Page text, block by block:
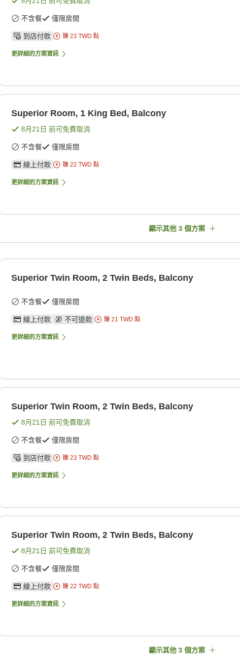
不含餐 僅限房間
到店付款 賺 23 TWD 點
更詳細的方案資訊
Superior Room, 1 King Bed, Balcony
8月21日 前可免費取消
不含餐 僅限房間
線上付款 賺 22 TWD 點
更詳細的方案資訊
顯示其他 3 個方案
Superior Twin Room, 2 Twin Beds, Balcony
不含餐 僅限房間
線上付款 不可退款 賺 21 TWD 點
更詳細的方案資訊
Superior Twin Room, 2 Twin Beds, Balcony
8月21日 前可免費取消
不含餐 僅限房間
到店付款 賺 23 TWD 點
更詳細的方案資訊
Superior Twin Room, 2 Twin Beds, Balcony
8月21日 前可免費取消
不含餐 僅限房間
線上付款 賺 22 TWD 點
更詳細的方案資訊
顯示其他 3 個方案